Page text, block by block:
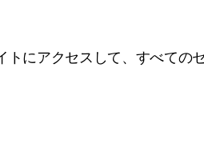
にアクセスして、すべての